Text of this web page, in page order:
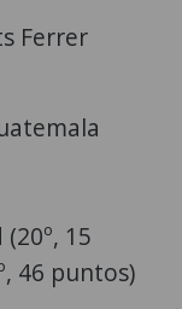
Ferrer
15
46 puntos)